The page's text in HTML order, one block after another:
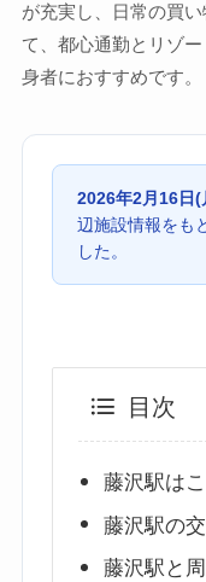
が充実し、日常の買
て、都心通勤とリゾ
身者におすすめです。
2026年2月16日(
辺施設情報をも
した。
目次
藤沢駅は
藤沢駅の
藤沢駅と